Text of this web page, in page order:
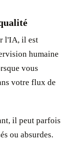
l'IA, il est
humaine
vous
votre flux de
il peut parfois
ou absurdes.